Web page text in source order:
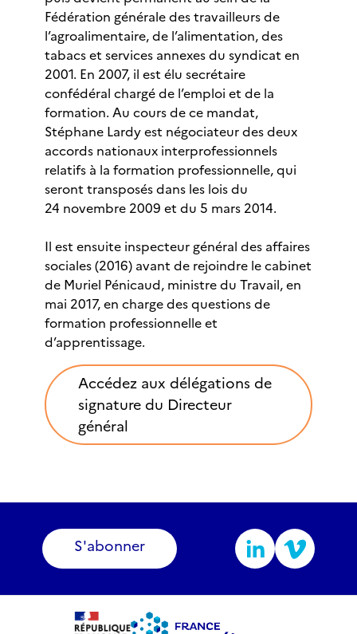
Fédération générale des travailleurs de
l’agroalimentaire, de l’alimentation, des
tabacs et services annexes du syndicat en
2001. En 2007, il est élu secrétaire
confédéral chargé de l’emploi et de la
formation. Au cours de ce mandat,
Stéphane Lardy est négociateur des deux
accords nationaux interprofessionnels
relatifs à la formation professionnelle, qui
seront transposés dans les lois du
24 novembre 2009 et du 5 mars 2014.
Il est ensuite inspecteur général des affaires
sociales (2016) avant de rejoindre le cabinet
de Muriel Pénicaud, ministre du Travail, en
mai 2017, en charge des questions de
formation professionnelle et
d’apprentissage.
Accédez aux délégations de
signature du Directeur
général
S'abonner